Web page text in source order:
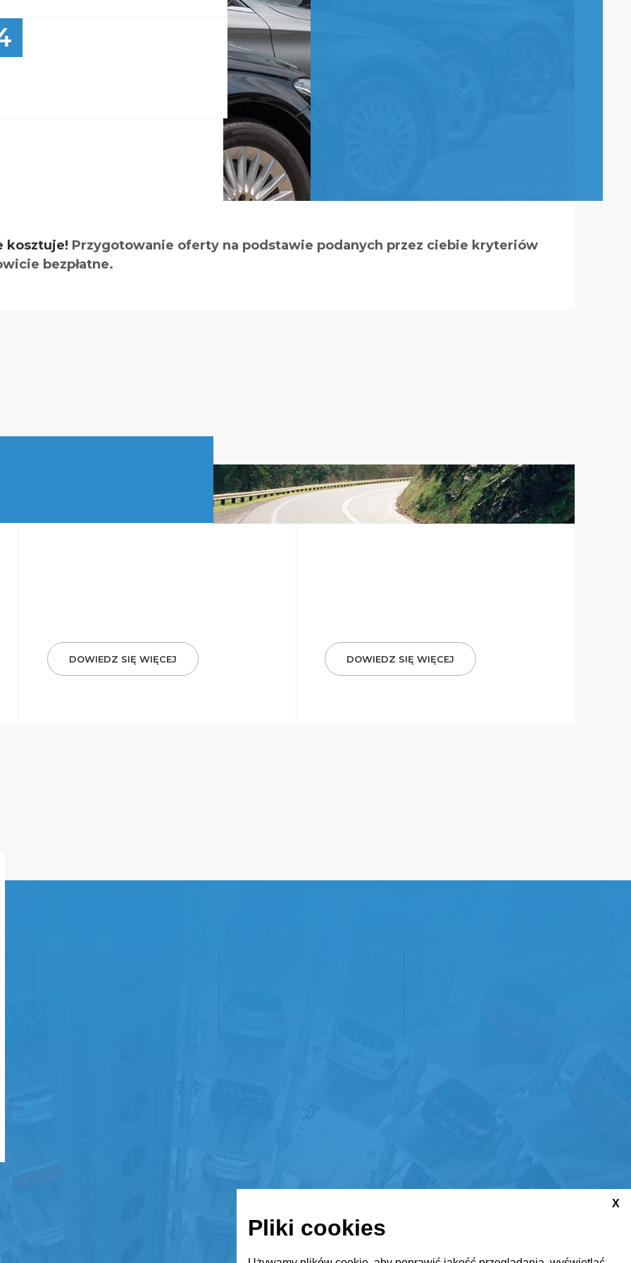
kosztuje! Przygotowanie oferty na podstawie podanych przez ciebie kryteriów
bezpłatne.
DOWIEDZ SIĘ WIĘCEJ DOWIEDZ SIĘ WIĘCEJ
X
Pliki cookies